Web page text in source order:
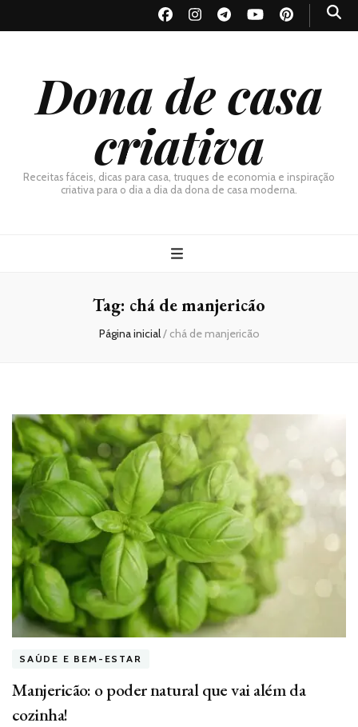
Dona de casa
criativa
Receitas fáceis, dicas para casa, truques de economia e inspiração
criativa para o dia a dia da dona de casa moderna.
Tag: chá de manjericão
Página inicial/ chá de manjericão
SAÚDE E BEM-ESTAR
Manjericão: o poder natural que vai além da
cozinha!